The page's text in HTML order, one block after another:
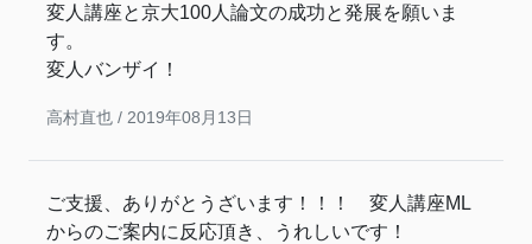
変人講座と京大100人論文の成功と発展を願いま
す。
変人バンザイ！
高村直也 / 2019年08月13日
ご支援、ありがとうざいます！！！ 変人講座ML
からのご案内に反応頂き、うれしいです！